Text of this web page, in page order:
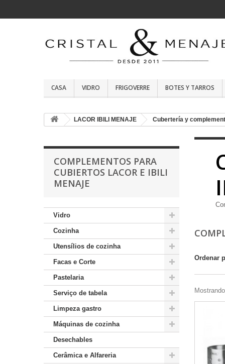
CASA VIDRO FRIGOVERRE BOTES Y TARROS
LACOR IBILI MENAJE Cubertería y
COMPLEMENTOS PARA
CUBIERTOS LACOR E IBILI
MENAJE
Vidro
Cozinha
Utensílios de cozinha
Facas e Corte
Pastelaria
Serviço de tabela
Limpeza gastro
Máquinas de cozinha
Desechables
Cerâmica e Alfareria
Ordenar